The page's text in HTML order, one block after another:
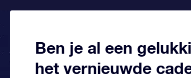
Ben je al een
het vernieuwde